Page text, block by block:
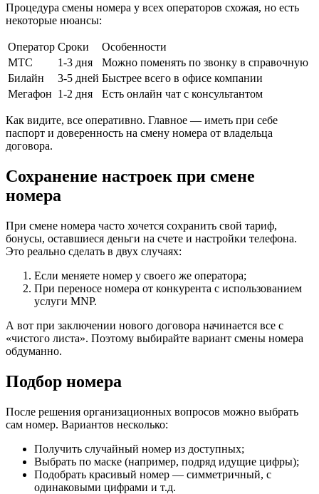
Процедура смены номера у всех операторов схожая, но есть
некоторые нюансы:
Оператор Сроки
Особенности
МТС
1-3 дня
Можно поменять по звонку в справочную
Билайн
3-5 дней Быстрее всего в офисе компании
Мегафон 1-2 дня Есть онлайн чат с консультантом
Как видите, все оперативно. Главное — иметь при себе
паспорт и доверенность на смену номера от владельца
договора.
Сохранение настроек при смене
номера
При смене номера часто хочется сохранить свой тариф,
бонусы, оставшиеся деньги на счете и настройки телефона.
Это реально сделать в двух случаях:
Если меняете номер у своего же оператора;
При переносе номера от конкурента с использованием
услуги MNP.
А вот при заключении нового договора начинается все с
«чистого листа». Поэтому выбирайте вариант смены номера
обдуманно.
Подбор номера
После решения организационных вопросов можно выбрать
сам номер. Вариантов несколько:
Получить случайный номер из доступных;
Выбрать по маске (например, подряд идущие цифры);
Подобрать красивый номер — симметричный, с
одинаковыми цифрами и т.д.